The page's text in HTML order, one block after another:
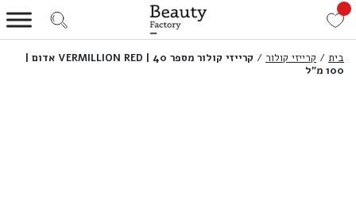
בית / קרייזי קולור /
קרייזי קולור מספר 40 | VERMILLION RED אדום |
100 מ”ל